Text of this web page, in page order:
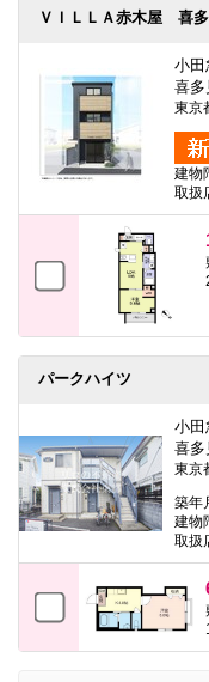
ＶＩＬＬＡ赤木屋 喜
小田
喜多
東京
建物
取扱
パークハイツ
小田
喜多
東京
築年
建物
取扱